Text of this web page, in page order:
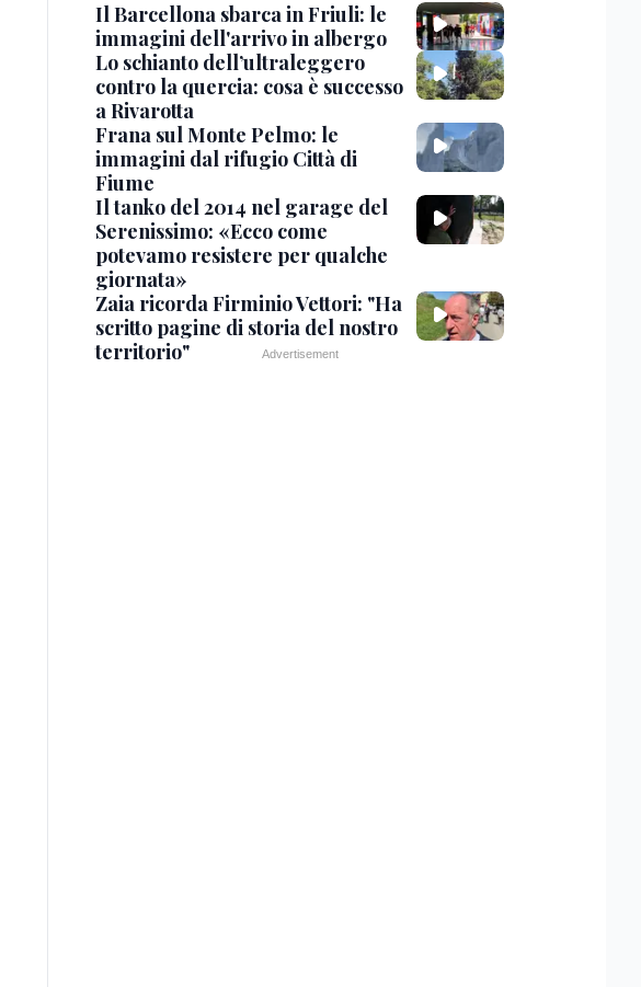
Il Barcellona sbarca in Friuli: le
immagini dell'arrivo in albergo
Lo schianto dell’ultraleggero
contro la quercia: cosa è successo
a Rivarotta
Frana sul Monte Pelmo: le
immagini dal rifugio Città di
Fiume
Il tanko del 2014 nel garage del
Serenissimo: «Ecco come
potevamo resistere per qualche
giornata»
Zaia ricorda Firminio Vettori: "Ha
scritto pagine di storia del nostro
territorio"